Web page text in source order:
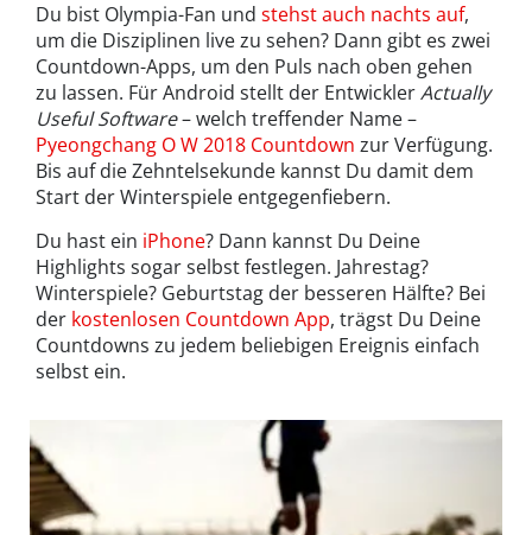
Du bist Olympia-Fan und stehst auch nachts auf,
um die Disziplinen live zu sehen? Dann gibt es zwei
Countdown-Apps, um den Puls nach oben gehen
zu lassen. Für Android stellt der EntwicklerActually
Useful Software– welch treffender Name –
Pyeongchang O W 2018 Countdown zur Verfügung.
Bis auf die Zehntelsekunde kannst Du damit dem
Start der Winterspiele entgegenfiebern.
Du hast ein iPhone? Dann kannst Du Deine
Highlights sogar selbst festlegen. Jahrestag?
Winterspiele? Geburtstag der besseren Hälfte? Bei
der kostenlosen Countdown App, trägst Du Deine
Countdowns zu jedem beliebigen Ereignis einfach
selbst ein.